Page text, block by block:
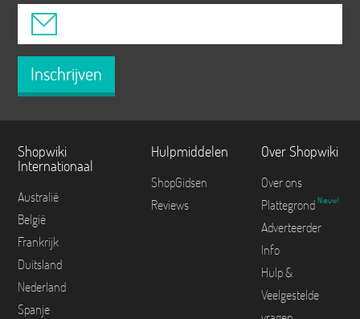
Inschrijven
Shopwiki
Internationaal
Australië
België
Frankrijk
Duitsland
Nederland
Spanje
Hulpmiddelen
ShopGidsen
Reviews
Over Shopwiki
Over ons
Plattegrond Nieuw!
Adverteerder
Info
Hulp &
Veelgestelde